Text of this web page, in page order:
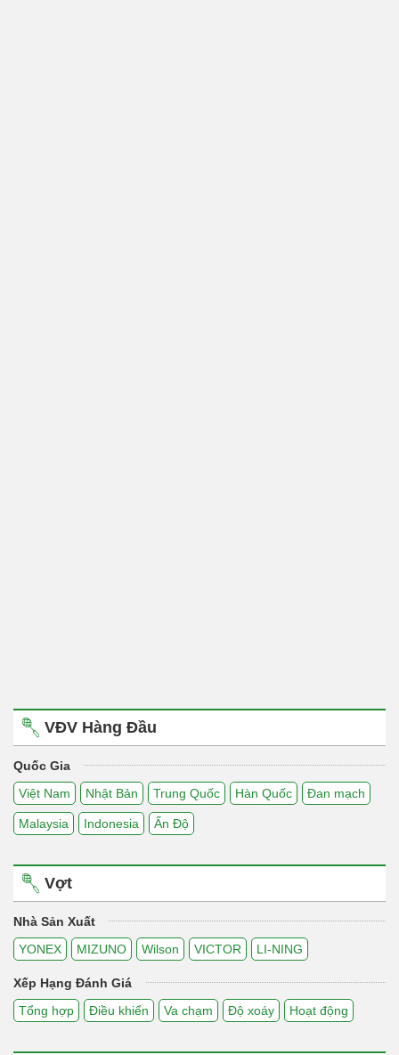
VĐV Hàng Đầu
Quốc Gia
Việt Nam
Nhật Bản Trung Quốc Hàn Quốc Đan mạch
Malaysia Indonesia Ấn Độ
Vợt
Nhà Sản Xuất
YONEX
MIZUNO Wilson VICTOR LI-NING
Xếp Hạng Đánh Giá
Tổng hợp
Điều khiển Va chạm Độ xoáy Hoạt động